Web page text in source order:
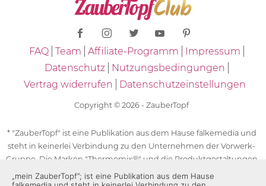
FAQ Team Affiliate-Programm
Impressum
Datenschutz
Nutzungsbedingungen
Vertrag widerrufen
Datenschutzeinstellungen
Copyright © 2026 - ZauberTopf
* "ZauberTopf" ist eine Publikation aus dem Hause falkemedia und
steht in keinerlei Verbindung zu den Unternehmen der Vorwerk-
Gruppe. Die Marken "Thermomix®" und die Produktgestaltungen
des "Thermomix®" sind eingetragene Marken der Unternehmen
„mein ZauberTopf”; ist eine Publikation aus dem Hause